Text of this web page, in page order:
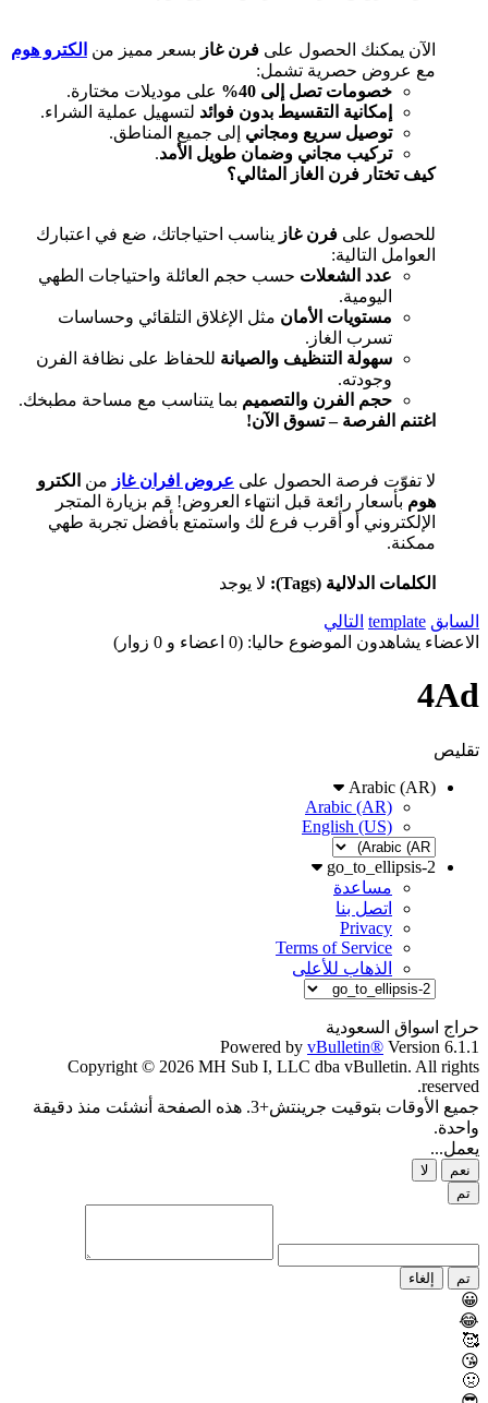
الآن يمكنك الحصول على فرن غاز بسعر مميز من الكترو هوم
مع عروض حصرية تشمل:
خصومات تصل إلى 40%
على موديلات مختارة.
إمكانية التقسيط بدون فوائد لتسهيل عملية الشراء.
توصيل سريع ومجاني إلى جميع المناطق.
تركيب مجاني وضمان طويل الأمد.
كيف تختار فرن الغاز المثالي؟
للحصول على فرن غاز يناسب احتياجاتك، ضع في اعتبارك
العوامل التالية:
عدد الشعلات حسب حجم العائلة واحتياجات الطهي
اليومية.
مستويات الأمان مثل الإغلاق التلقائي وحساسات
تسرب الغاز.
سهولة التنظيف والصيانة للحفاظ على نظافة الفرن
وجودته.
حجم الفرن والتصميم بما يتناسب مع مساحة مطبخك.
اغتنم الفرصة – تسوق الآن!
لا تفوّت فرصة الحصول على عروض افران غاز ​ من الكترو
هوم بأسعار رائعة قبل انتهاء العروض! قم بزيارة المتجر
الإلكتروني أو أقرب فرع لك واستمتع بأفضل تجربة طهي
ممكنة.
الكلمات الدلالية (Tags): لا يوجد
السابق template التالي
الاعضاء يشاهدون الموضوع حاليا: (0 اعضاء و 0 زوار)
4Ad
تقليص
Arabic (AR)
Arabic (AR)
English (US)
go_to_ellipsis-2
مساعدة
اتصل بنا
Privacy
Terms of Service
الذهاب للأعلى
حراج اسواق السعودية
Powered by vBulletin® Version 6.1.1
Copyright © 2026 MH Sub I, LLC dba vBulletin. All rights
reserved.
جميع الأوقات بتوقيت جرينتش+3. هذه الصفحة أنشئت منذ دقيقة
واحدة.
يعمل...
نعم
لا
تم
تم إلغاء
😀
😂
🥰
😘
🤢